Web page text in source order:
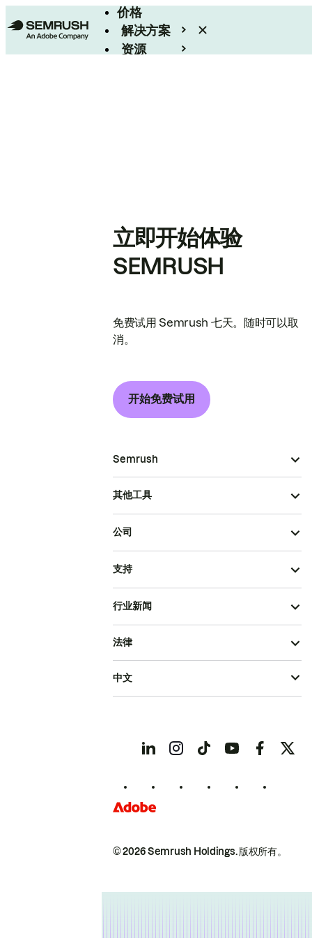
价格
解决方案
资源
立即开始体验
SEMRUSH
免费试用 Semrush 七天。随时可以取
消。
开始免费试用
Semrush
其他工具
公司
支持
行业新闻
© 2026 Semrush Holdings.版权所有。
法律
中文